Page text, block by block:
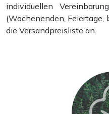
Tischkalender
individuellen
(Wochenenden, Feiertage,
die Versandpreisliste an.